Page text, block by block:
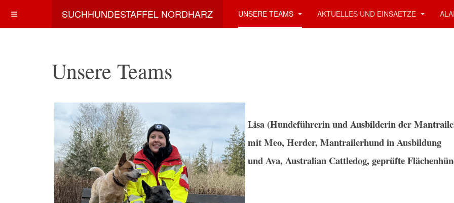
SUCHHUNDESTAFFEL NORDHARZ UNSERE TEAMS AKTUELLES UND EINSAETZE
Unsere Teams
Lisa (Hundeführerin und Ausbilderin der
mit Meo, Herder, Mantrailerhund in Ausbildung
und Ava, Australian Cattledog, geprüfte Flächen